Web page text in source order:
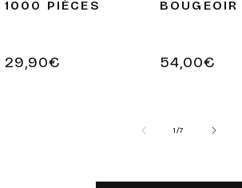
1000 PIÈCES
Prix
29,90€
BOUGEOIR
Prix
54,00€
1/de7